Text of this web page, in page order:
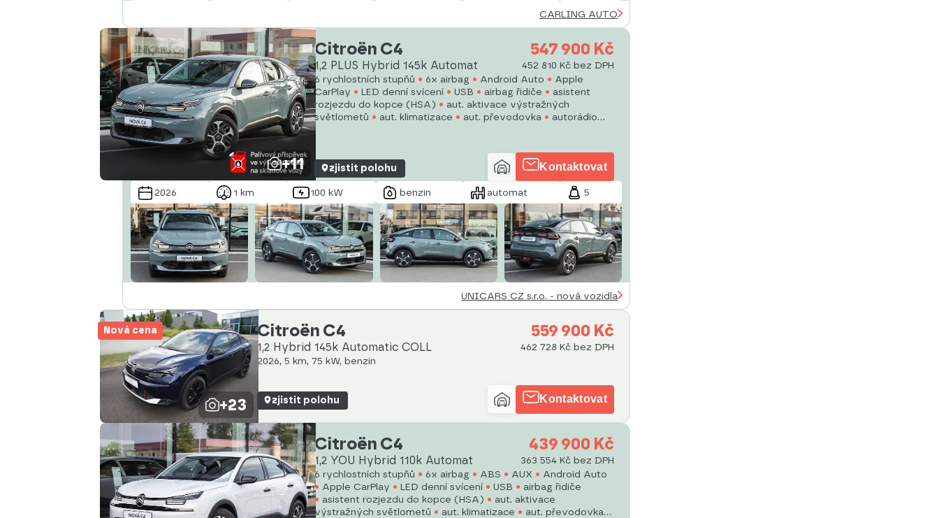
CARLING AUTO
+11
Citroën C4
1,2 PLUS Hybrid 145k Automat
547 900 Kč
452 810 Kč bez DPH
6 rychlostních stupňů
6x airbag Android Auto
Apple
CarPlay
LED denní svícení USB airbag řidiče
asistent
rozjezdu do kopce (HSA)
aut. aktivace výstražných
světlometů
aut. klimatizace aut. převodovka
autorádio
zjistit polohu Kontaktovat
2026 1 km 100 kW benzin automat 5
UNICARS CZ s.r.o. - nová vozidla
Nová cena
+23
Citroën C4
1,2 Hybrid 145k Automatic COLL
559 900 Kč
462 728 Kč bez DPH
2026, 5 km, 75 kW, benzin
zjistit polohu Kontaktovat
Citroën C4
1,2 YOU Hybrid 110k Automat
439 900 Kč
363 554 Kč bez DPH
6 rychlostních stupňů
6x airbag ABS AUX
Android Auto
Apple CarPlay
LED denní svícení USB
airbag řidiče
asistent rozjezdu do kopce (HSA)
aut. aktivace
výstražných světlometů
aut. klimatizace
aut. převodovka